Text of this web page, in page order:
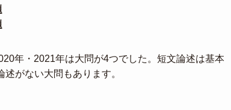
年・2021年は大問が4つでした。短文論述は基本
がない大問もあります。